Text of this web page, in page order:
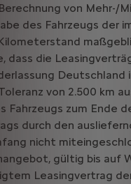
von Mehr-/
des Fahrzeugs der
dass die
Deutschland
von 2.500 km
Fahrzeugs zum Ende
durch den
nicht
gültig bis auf
Leasingvertrag